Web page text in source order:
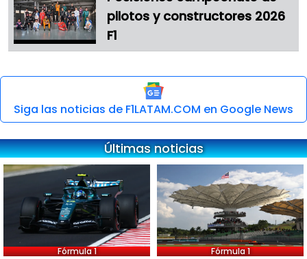
pilotos y constructores 2026
F1
Siga las noticias de F1LATAM.COM en Google News
Últimas noticias
Fórmula 1 Fórmula 1